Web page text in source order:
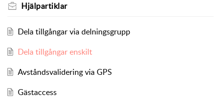
Hjälpartiklar
Dela tillgångar via delningsgrupp
Dela tillgångar enskilt
Avståndsvalidering via GPS
Gästaccess